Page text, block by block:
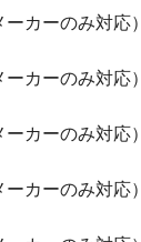
カーのみ対応）
カーのみ対応）
カーのみ対応）
カーのみ対応）